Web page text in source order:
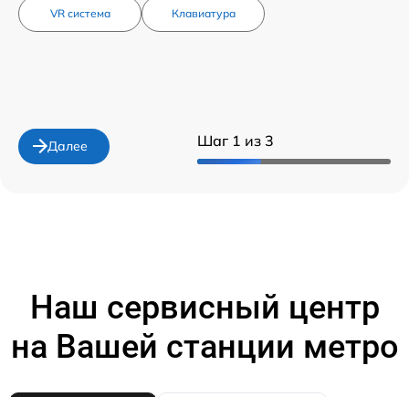
Шаг 1 из 3
VR система Клавиатура
Далее
Наш сервисный центр
на Вашей станции метро